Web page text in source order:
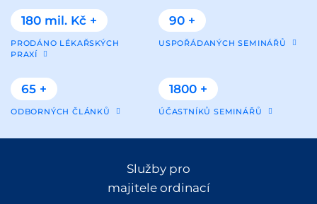
180 mil. Kč +
PRODÁNO LÉKAŘSKÝCH
PRAXÍ
90 +
USPOŘÁDANÝCH SEMINÁŘŮ
65 +
ODBORNÝCH ČLÁNKŮ
1800 +
ÚČASTNÍKŮ SEMINÁŘŮ
Služby pro
majitele ordinací